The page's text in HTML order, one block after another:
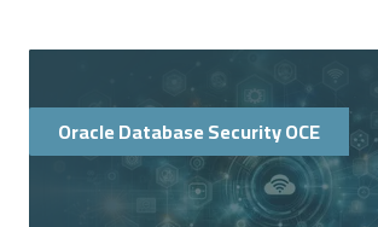
Oracle Database Security OCE